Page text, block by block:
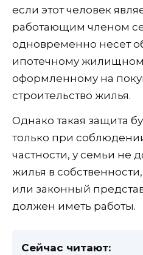
если этот человек
работающим членом
одновременно несет
ипотечному
оформленному на
строительство жилья.
Однако такая защита
только при
частности, у семьи не
жилья в
или законный
должен иметь работы.
Сейчас читают: